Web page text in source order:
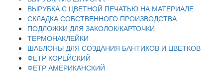
ВЫРУБКА С ЦВЕТНОЙ ПЕЧАТЬЮ НА МАТЕРИАЛЕ
СКЛАДКА СОБСТВЕННОГО ПРОИЗВОДСТВА
ПОДЛОЖКИ ДЛЯ ЗАКОЛОК/КАРТОЧКИ
ТЕРМОНАКЛЕЙКИ
ШАБЛОНЫ ДЛЯ СОЗДАНИЯ БАНТИКОВ И ЦВЕТКОВ
ФЕТР КОРЕЙСКИЙ
ФЕТР АМЕРИКАНСКИЙ